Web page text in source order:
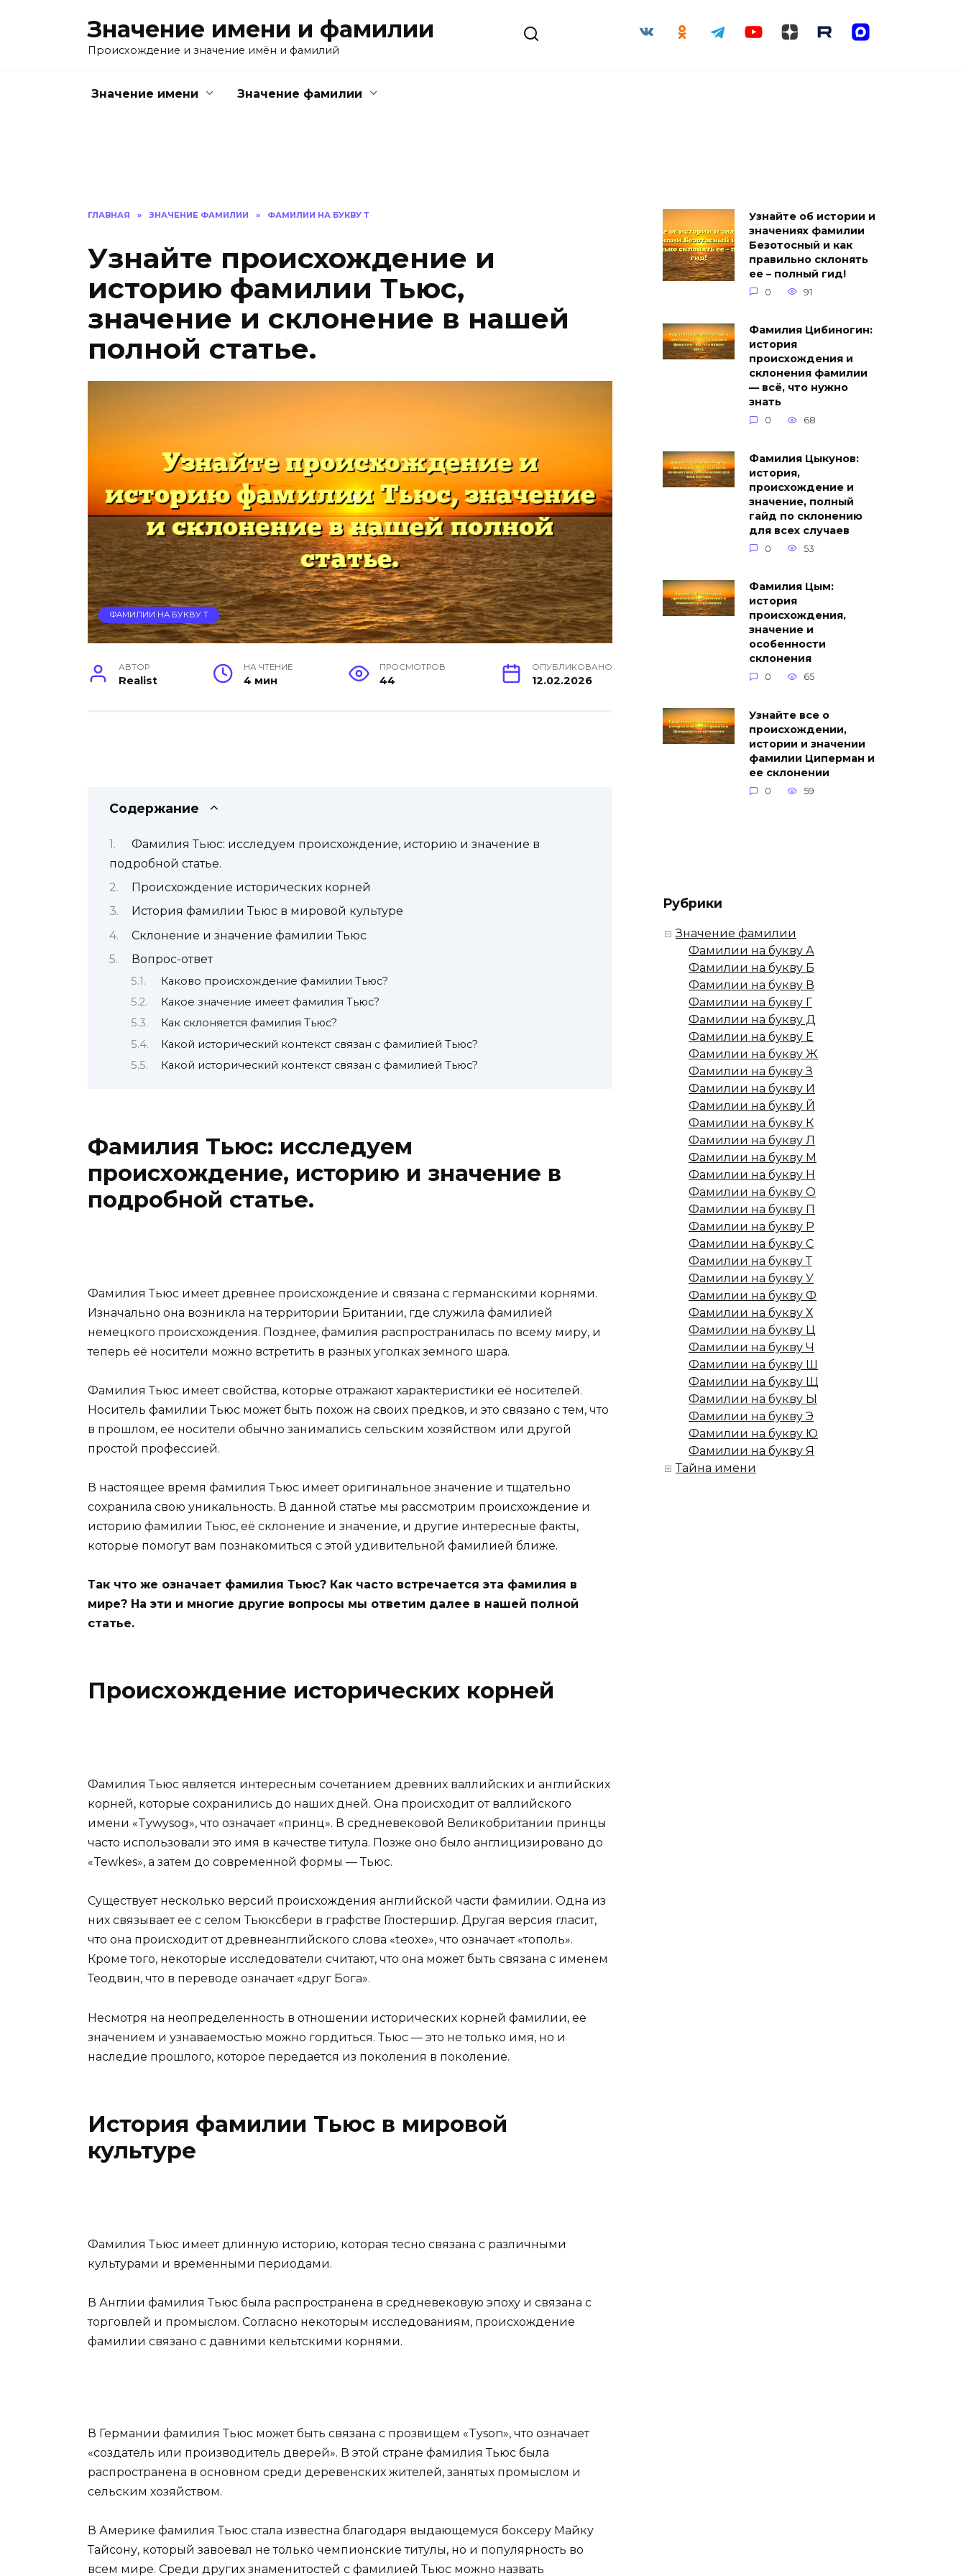
Значение имени и фамилии
Происхождение и значение имён и фамилий
Значение имени Значение фамилии
ГЛАВНАЯ » ЗНАЧЕНИЕ ФАМИЛИИ » ФАМИЛИИ НА БУКВУ Т
Узнайте происхождение и
историю фамилии Тьюс,
значение и склонение в нашей
полной статье.
ФАМИЛИИ НА БУКВУ Т
АВТОР
Realist
НА ЧТЕНИЕ
4 мин
ПРОСМОТРОВ
44
ОПУБЛИКОВАНО
12.02.2026
Содержание
Фамилия Тьюс: исследуем происхождение, историю и значение в
подробной статье.
Происхождение исторических корней
История фамилии Тьюс в мировой культуре
Склонение и значение фамилии Тьюс
Вопрос-ответ
Каково происхождение фамилии Тьюс?
Какое значение имеет фамилия Тьюс?
Как склоняется фамилия Тьюс?
Какой исторический контекст связан с фамилией Тьюс?
Какой исторический контекст связан с фамилией Тьюс?
Фамилия Тьюс: исследуем
происхождение, историю и значение в
подробной статье.
Фамилия Тьюс имеет древнее происхождение и связана с германскими корнями.
Изначально она возникла на территории Британии, где служила фамилией
немецкого происхождения. Позднее, фамилия распространилась по всему миру, и
теперь её носители можно встретить в разных уголках земного шара.
Фамилия Тьюс имеет свойства, которые отражают характеристики её носителей.
Носитель фамилии Тьюс может быть похож на своих предков, и это связано с тем, что
в прошлом, её носители обычно занимались сельским хозяйством или другой
простой профессией.
В настоящее время фамилия Тьюс имеет оригинальное значение и тщательно
сохранила свою уникальность. В данной статье мы рассмотрим происхождение и
историю фамилии Тьюс, её склонение и значение, и другие интересные факты,
которые помогут вам познакомиться с этой удивительной фамилией ближе.
Так что же означает фамилия Тьюс? Как часто встречается эта фамилия в
мире? На эти и многие другие вопросы мы ответим далее в нашей полной
статье.
Происхождение исторических корней
Фамилия Тьюс является интересным сочетанием древних валлийских и английских
корней, которые сохранились до наших дней. Она происходит от валлийского
имени «Tywysog», что означает «принц». В средневековой Великобритании принцы
часто использовали это имя в качестве титула. Позже оно было англицизировано до
«Tewkes», а затем до современной формы — Тьюс.
Существует несколько версий происхождения английской части фамилии. Одна из
них связывает ее с селом Тьюксбери в графстве Глостершир. Другая версия гласит,
что она происходит от древнеанглийского слова «teoxe», что означает «тополь».
Кроме того, некоторые исследователи считают, что она может быть связана с именем
Теодвин, что в переводе означает «друг Бога».
Несмотря на неопределенность в отношении исторических корней фамилии, ее
значением и узнаваемостью можно гордиться. Тьюс — это не только имя, но и
наследие прошлого, которое передается из поколения в поколение.
История фамилии Тьюс в мировой
культуре
Фамилия Тьюс имеет длинную историю, которая тесно связана с различными
культурами и временными периодами.
В Англии фамилия Тьюс была распространена в средневековую эпоху и связана с
торговлей и промыслом. Согласно некоторым исследованиям, происхождение
фамилии связано с давними кельтскими корнями.
В Германии фамилия Тьюс может быть связана с прозвищем «Tyson», что означает
«создатель или производитель дверей». В этой стране фамилия Тьюс была
распространена в основном среди деревенских жителей, занятых промыслом и
сельским хозяйством.
В Америке фамилия Тьюс стала известна благодаря выдающемуся боксеру Майку
Тайсону, который завоевал не только чемпионские титулы, но и популярность во
всем мире. Среди других знаменитостей с фамилией Тьюс можно назвать
Узнайте об истории и
значениях фамилии
Безотосный и как
правильно склонять
ее – полный гид!
0 91
Фамилия Цибиногин:
история
происхождения и
склонения фамилии
— всё, что нужно
знать
0 68
Фамилия Цыкунов:
история,
происхождение и
значение, полный
гайд по склонению
для всех случаев
0 53
Фамилия Цым:
история
происхождения,
значение и
особенности
склонения
0 65
Узнайте все о
происхождении,
истории и значении
фамилии Циперман и
ее склонении
0 59
Рубрики
Значение фамилии
Фамилии на букву А
Фамилии на букву Б
Фамилии на букву В
Фамилии на букву Г
Фамилии на букву Д
Фамилии на букву Е
Фамилии на букву Ж
Фамилии на букву З
Фамилии на букву И
Фамилии на букву Й
Фамилии на букву К
Фамилии на букву Л
Фамилии на букву М
Фамилии на букву Н
Фамилии на букву О
Фамилии на букву П
Фамилии на букву Р
Фамилии на букву С
Фамилии на букву Т
Фамилии на букву У
Фамилии на букву Ф
Фамилии на букву Х
Фамилии на букву Ц
Фамилии на букву Ч
Фамилии на букву Ш
Фамилии на букву Щ
Фамилии на букву Ы
Фамилии на букву Э
Фамилии на букву Ю
Фамилии на букву Я
Тайна имени